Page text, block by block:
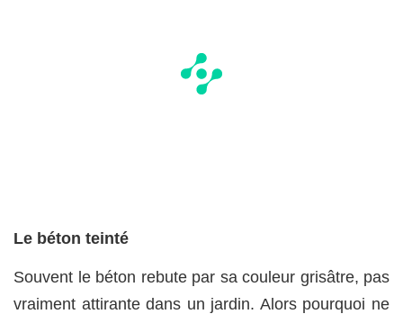
Le béton teinté
Souvent le béton rebute par sa couleur grisâtre, pas
vraiment attirante dans un jardin. Alors pourquoi ne